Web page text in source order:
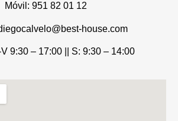
Móvil: 951 82 01 12
house.com
9:30 – 17:00 || S: 9:30 – 14:00